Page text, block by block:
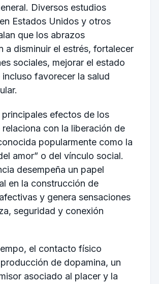
Diversos estudios
Estados Unidos y otros
que los abrazos
a disminuir el estrés, fortalecer
sociales, mejorar el estado
incluso favorecer la salud
efectos de los
relaciona con la liberación de
popularmente como la
amor” o del vínculo social.
desempeña un papel
en la construcción de
y genera sensaciones
seguridad y conexión
el contacto físico
de dopamina, un
asociado al placer y la